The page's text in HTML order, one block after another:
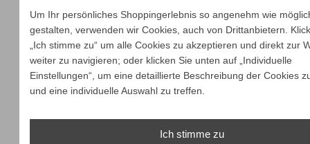
Um Ihr persönliches Shoppingerlebnis so angenehm wie
gestalten, verwenden wir Cookies, auch von Drittanbietern.
„Ich stimme zu“ um alle Cookies zu akzeptieren und direkt zur
weiter zu navigieren; oder klicken Sie unten auf „Individuelle
Einstellungen“, um eine detaillierte Beschreibung der Cookies
und eine individuelle Auswahl zu treffen.
Ich stimme zu